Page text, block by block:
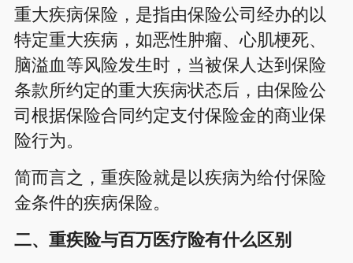
重大疾病保险，是指由保险公司经办的以
特定重大疾病，如恶性肿瘤、心肌梗死、
脑溢血等风险发生时，当被保人达到保险
条款所约定的重大疾病状态后，由保险公
司根据保险合同约定支付保险金的商业保
险行为。
简而言之，重疾险就是以疾病为给付保险
金条件的疾病保险。
二、重疾险与百万医疗险有什么区别